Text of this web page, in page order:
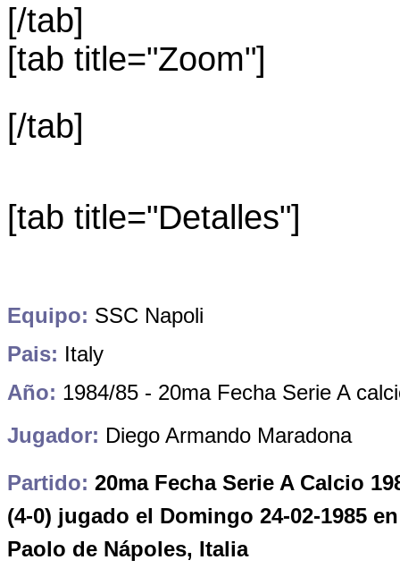
[/tab]
[tab title="Zoom"]
[/tab]
[tab title="Detalles"]
Equipo: SSC Napoli
Pais: Italy
Año: 1984/85 - 20ma Fecha Serie A
Jugador: Diego Armando Maradona
Partido: 20ma Fecha Serie A Calcio
(4-0) jugado el Domingo 24-02-1985
Paolo de Nápoles, Italia